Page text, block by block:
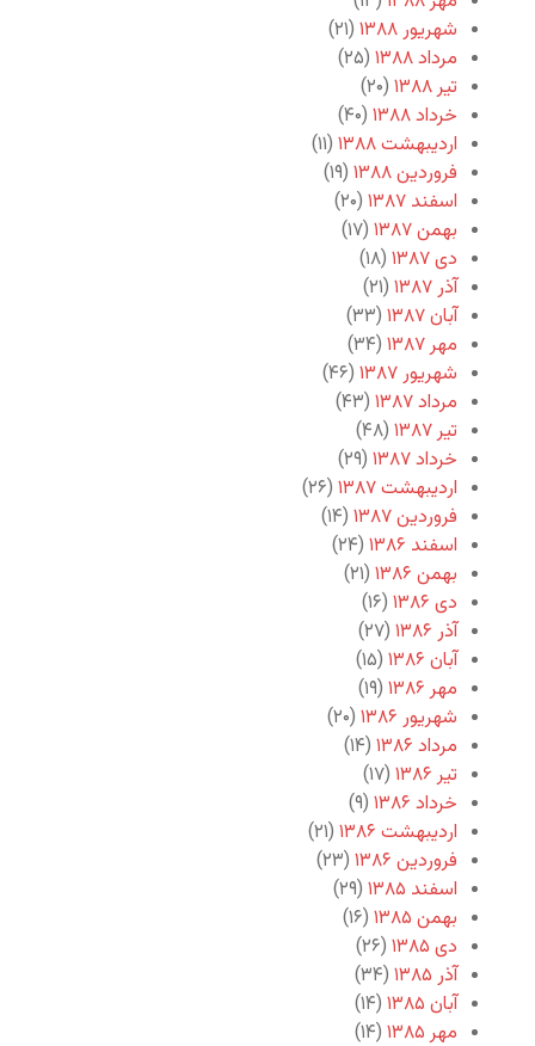
شهریور ۱۳۸۸
(۲۱)
مرداد ۱۳۸۸
(۲۵)
تیر ۱۳۸۸
(۲۰)
خرداد ۱۳۸۸
(۴۰)
اردیبهشت ۱۳۸۸
(۱۱)
فروردین ۱۳۸۸
(۱۹)
اسفند ۱۳۸۷
(۲۰)
بهمن ۱۳۸۷
(۱۷)
دی ۱۳۸۷
(۱۸)
آذر ۱۳۸۷
(۲۱)
آبان ۱۳۸۷
(۳۳)
مهر ۱۳۸۷
(۳۴)
شهریور ۱۳۸۷
(۴۶)
مرداد ۱۳۸۷
(۴۳)
تیر ۱۳۸۷
(۴۸)
خرداد ۱۳۸۷
(۲۹)
اردیبهشت ۱۳۸۷
(۲۶)
فروردین ۱۳۸۷
(۱۴)
اسفند ۱۳۸۶
(۲۴)
بهمن ۱۳۸۶
(۲۱)
دی ۱۳۸۶
(۱۶)
آذر ۱۳۸۶
(۲۷)
آبان ۱۳۸۶
(۱۵)
مهر ۱۳۸۶
(۱۹)
شهریور ۱۳۸۶
(۲۰)
مرداد ۱۳۸۶
(۱۴)
تیر ۱۳۸۶
(۱۷)
خرداد ۱۳۸۶
(۹)
اردیبهشت ۱۳۸۶
(۲۱)
فروردین ۱۳۸۶
(۲۳)
اسفند ۱۳۸۵
(۲۹)
بهمن ۱۳۸۵
(۱۶)
دی ۱۳۸۵
(۲۶)
آذر ۱۳۸۵
(۳۴)
آبان ۱۳۸۵
(۱۴)
مهر ۱۳۸۵
(۱۴)